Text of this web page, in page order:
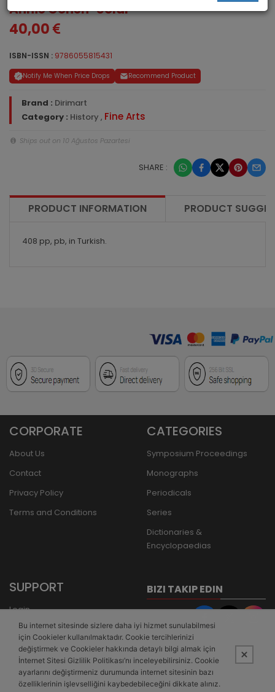
Annie Cohen-Solal
40,00
ISBN-ISSN : 9786055815431
Notify Me When Price Drops Recommend Product
Brand : Dirimart
Category : History , Fine Arts
Ships out on 10 Ağustos Pazartesi
SHARE :
PRODUCT INFORMATION PRODUCT
408 pp, pb, in Turkish.
CORPORATE
About Us
Contact
Privacy Policy
Terms and Conditions
CATEGORIES
Symposium Proceedings
Monographs
Periodicals
Series
Dictionaries &
Encyclopaedias
SUPPORT
Login
Register
Forgot Password
Bank Transfer
BIZI TAKIP EDIN
Bu internet sitesinde sizlere daha iyi hizmet sunulabilmesi
için Cookieler kullanılmaktadır. Cookie tercihlerinizi
değiştirmek ve Cookieler hakkında detaylı bilgi almak için
İnternet Sitesi Gizlilik Politikası’nı inceleyebilirsiniz. Cookie
ayarlarını değiştirmeniz durumunda internet sitesinin bazı
özelliklerinin işlevselliğini kaybedebileceğini dikkate alınız.